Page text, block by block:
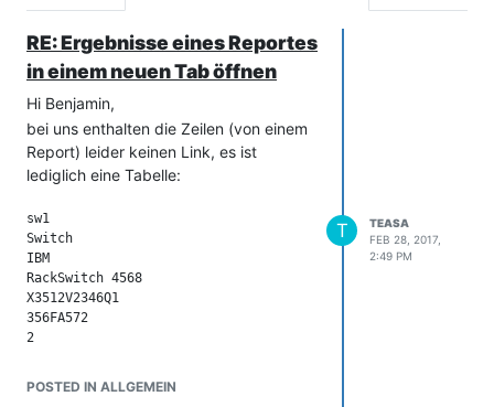
RE: Ergebnisse eines Reportes
in einem neuen Tab öffnen
Hi Benjamin,
bei uns enthalten die Zeilen (von einem
Report) leider keinen Link, es ist
lediglich eine Tabelle:
sw1
Switch
IBM
RackSwitch 4568
X3512V2346Q1
356FA572
POSTED IN ALLGEMEIN
T
TEASA
FEB 28, 2017,
2:49 PM